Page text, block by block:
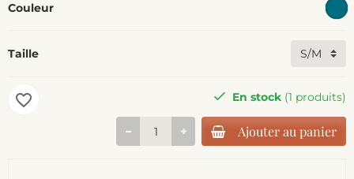
Couleur
Taille
En stock (1 produits)
Ajouter au panier
favorite_border